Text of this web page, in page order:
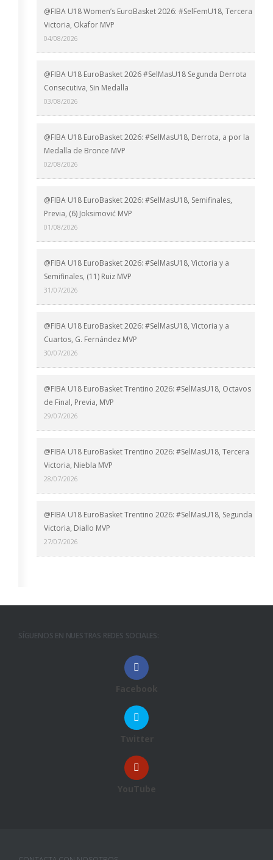
@FIBA U18 Women’s EuroBasket 2026: #SelFemU18, Tercera
Victoria, Okafor MVP
04/08/2026
@FIBA U18 EuroBasket 2026 #SelMasU18 Segunda Derrota
Consecutiva, Sin Medalla
03/08/2026
@FIBA U18 EuroBasket 2026: #SelMasU18, Derrota, a por la
Medalla de Bronce MVP
02/08/2026
@FIBA U18 EuroBasket 2026: #SelMasU18, Semifinales,
Previa, (6) Joksimović MVP
01/08/2026
@FIBA U18 EuroBasket 2026: #SelMasU18, Victoria y a
Semifinales, (11) Ruiz MVP
31/07/2026
@FIBA U18 EuroBasket 2026: #SelMasU18, Victoria y a
Cuartos, G. Fernández MVP
30/07/2026
@FIBA U18 EuroBasket Trentino 2026: #SelMasU18, Octavos
de Final, Previa, MVP
29/07/2026
@FIBA U18 EuroBasket Trentino 2026: #SelMasU18, Tercera
Victoria, Niebla MVP
28/07/2026
@FIBA U18 EuroBasket Trentino 2026: #SelMasU18, Segunda
Victoria, Diallo MVP
27/07/2026
SÍGUENOS EN NUESTRAS REDES SOCIALES:
Facebook
Twitter
YouTube